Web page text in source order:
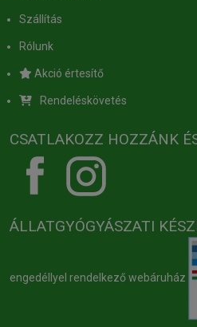
Szállítás
Rólunk
Akció értesítő
Rendeléskövetés
CSATLAKOZZ HOZZÁNK
ÁLLATGYÓGYÁSZATI
engedéllyel rendelkező webáruház